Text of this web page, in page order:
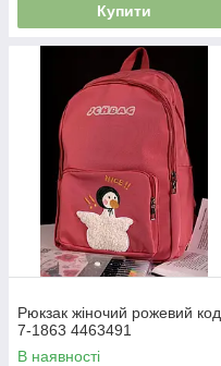
Купити
Рюкзак жіночий рожевий код
7-1863 4463491
В наявності